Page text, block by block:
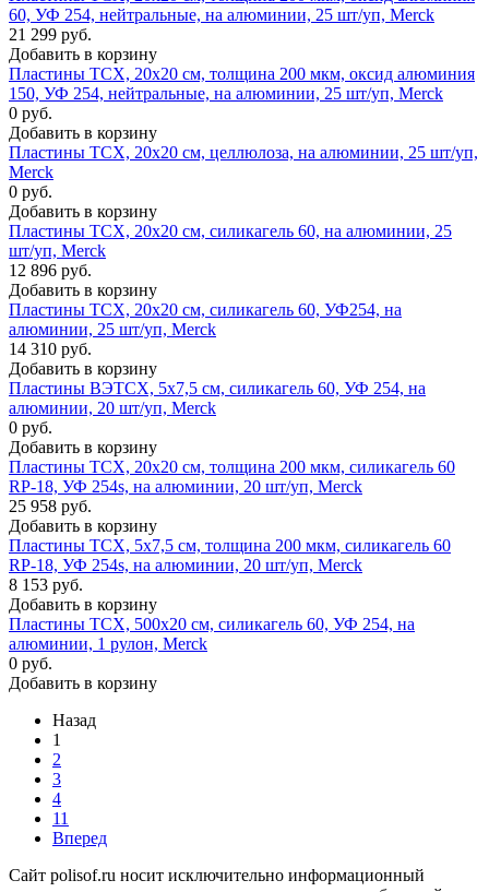
60, УФ 254, нейтральные, на алюминии, 25 шт/уп, Merck
21 299 руб.
Добавить в корзину
Пластины ТСХ, 20х20 см, толщина 200 мкм, оксид алюминия
150, УФ 254, нейтральные, на алюминии, 25 шт/уп, Merck
0 руб.
Добавить в корзину
Пластины ТСХ, 20х20 см, целлюлоза, на алюминии, 25 шт/уп,
Merck
0 руб.
Добавить в корзину
Пластины TCX, 20х20 см, силикагель 60, на алюминии, 25
шт/уп, Merck
12 896 руб.
Добавить в корзину
Пластины TCX, 20x20 см, силикагель 60, УФ254, на
алюминии, 25 шт/уп, Merck
14 310 руб.
Добавить в корзину
Пластины ВЭТСХ, 5х7,5 см, силикагель 60, УФ 254, на
алюминии, 20 шт/уп, Merck
0 руб.
Добавить в корзину
Пластины ТСХ, 20х20 см, толщина 200 мкм, силикагель 60
RP-18, УФ 254s, на алюминии, 20 шт/уп, Merck
25 958 руб.
Добавить в корзину
Пластины ТСХ, 5х7,5 см, толщина 200 мкм, силикагель 60
RP-18, УФ 254s, на алюминии, 20 шт/уп, Merck
8 153 руб.
Добавить в корзину
Пластины ТСХ, 500х20 см, силикагель 60, УФ 254, на
алюминии, 1 рулон, Merck
0 руб.
Добавить в корзину
Назад
1
2
3
4
11
Вперед
Сайт polisof.ru носит исключительно информационный